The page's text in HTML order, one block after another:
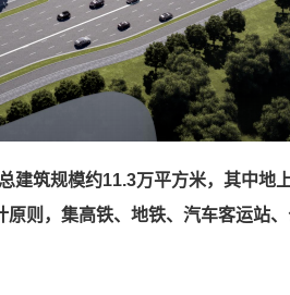
筑规模约11.3万平方米，其中地
则，集高铁、地铁、汽车客运站